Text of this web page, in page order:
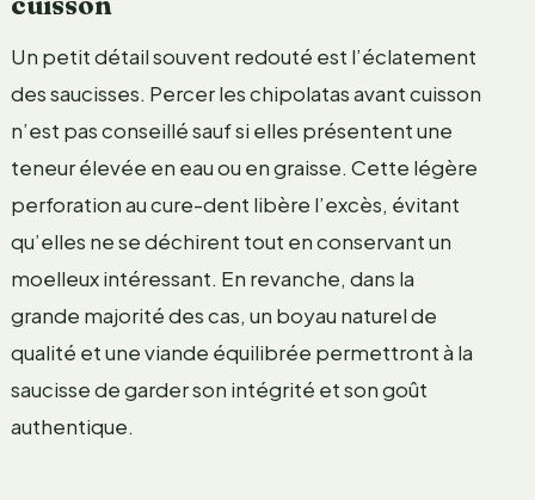
Un petit détail souvent redouté est l’éclatement
des saucisses. Percer les chipolatas avant cuisson
n’est pas conseillé sauf si elles présentent une
teneur élevée en eau ou en graisse. Cette légère
perforation au cure-dent libère l’excès, évitant
qu’elles ne se déchirent tout en conservant un
moelleux intéressant. En revanche, dans la
grande majorité des cas, un boyau naturel de
qualité et une viande équilibrée permettront à la
saucisse de garder son intégrité et son goût
authentique.